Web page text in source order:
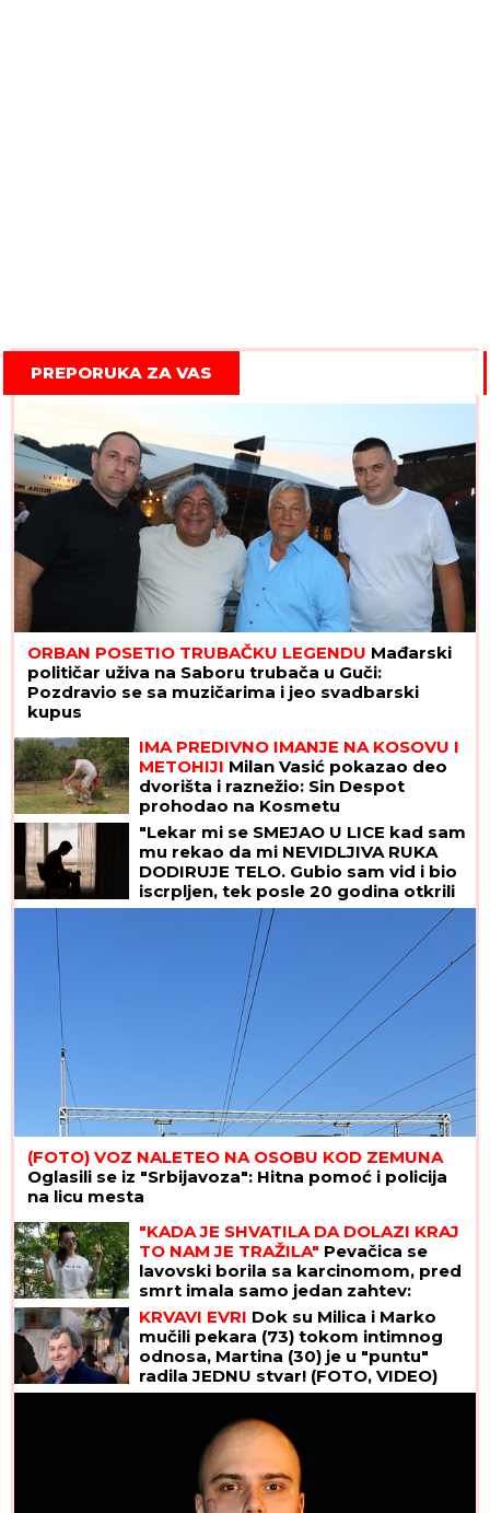
PREPORUKA ZA VAS
ORBAN POSETIO TRUBAČKU LEGENDU Mađarski
političar uživa na Saboru trubača u Guči:
Pozdravio se sa muzičarima i jeo svadbarski
kupus
IMA PREDIVNO IMANJE NA KOSOVU I
METOHIJI Milan Vasić pokazao deo
dvorišta i raznežio: Sin Despot
prohodao na Kosmetu
"Lekar mi se SMEJAO U LICE kad sam
mu rekao da mi NEVIDLJIVA RUKA
DODIRUJE TELO. Gubio sam vid i bio
iscrpljen, tek posle 20 godina otkrili
su od ČEGA BOLUJEM"
(FOTO) VOZ NALETEO NA OSOBU KOD ZEMUNA
Oglasili se iz "Srbijavoza": Hitna pomoć i policija
na licu mesta
"KADA JE SHVATILA DA DOLAZI KRAJ
TO NAM JE TRAŽILA" Pevačica se
lavovski borila sa karcinomom, pred
smrt imala samo jedan zahtev:
"Trudimo se da joj ispunimo želju"
KRVAVI EVRI Dok su Milica i Marko
mučili pekara (73) tokom intimnog
odnosa, Martina (30) je u "puntu"
radila JEDNU stvar! (FOTO, VIDEO)